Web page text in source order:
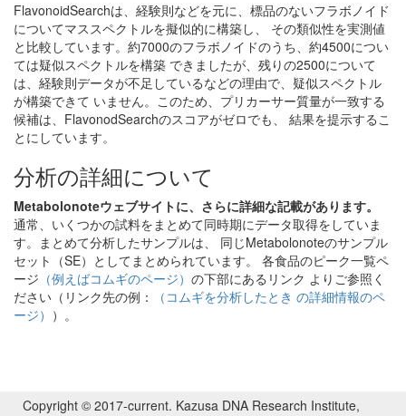
FlavonoidSearchは、経験則などを元に、標品のないフラボノイド
についてマススペクトルを擬似的に構築し、 その類似性を実測値
と比較しています。約7000のフラボノイドのうち、約4500につい
ては疑似スペクトルを構築 できましたが、残りの2500について
は、経験則データが不足しているなどの理由で、疑似スペクトル
が構築できて いません。このため、プリカーサー質量が一致する
候補は、FlavonodSearchのスコアがゼロでも、 結果を提示するこ
とにしています。
分析の詳細について
Metabolonoteウェブサイトに、さらに詳細な記載があります。
通常、いくつかの試料をまとめて同時期にデータ取得をしていま
す。まとめて分析したサンプルは、 同じMetabolonoteのサンプル
セット（SE）としてまとめられています。 各食品のピーク一覧ペ
ージ （例えばコムギのページ） の下部にあるリンク よりご参照く
ださい（リンク先の例：
（コムギを分析したとき の詳細情報のペ
ージ） ）。
Copyright © 2017-current. Kazusa DNA Research Institute,